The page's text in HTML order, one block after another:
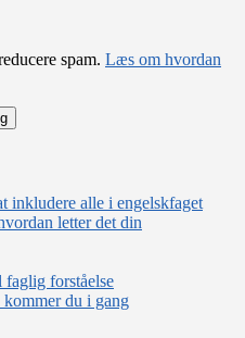
spam. Læs om hvordan
inkludere alle i engelskfaget
letter det din
faglig forståelse
kommer du i gang